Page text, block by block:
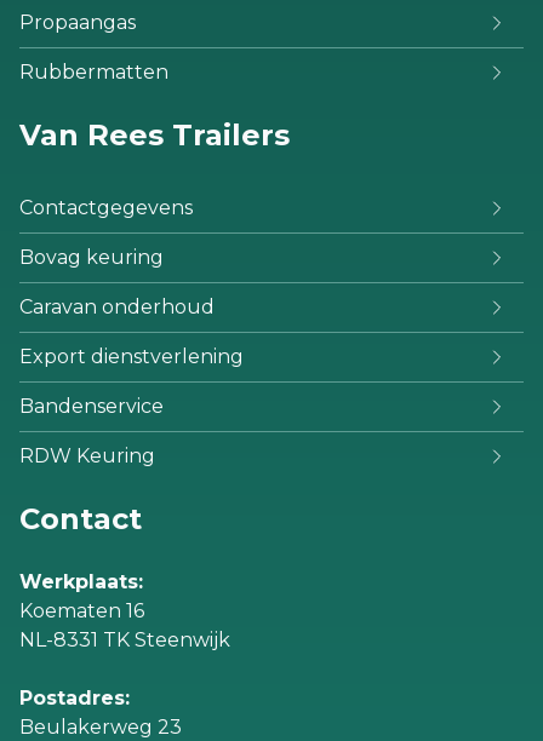
Propaangas
Rubbermatten
Van Rees Trailers
Contactgegevens
Bovag keuring
Caravan onderhoud
Export dienstverlening
Bandenservice
RDW Keuring
Contact
Werkplaats:
Koematen 16
NL-8331 TK Steenwijk
Postadres:
Beulakerweg 23